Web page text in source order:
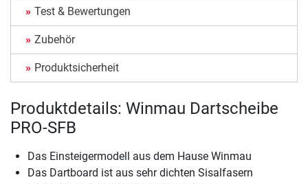
Test & Bewertungen
Zubehör
Produktsicherheit
Produktdetails: Winmau Dartscheibe
PRO-SFB
Das Einsteigermodell aus dem Hause Winmau
Das Dartboard ist aus sehr dichten Sisalfasern